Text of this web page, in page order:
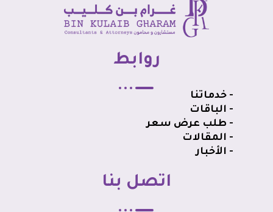
روابط
- خدماتنا
- الباقات
- طلب عرض سعر
- المقالات
- الأخبار
اتصل بنا